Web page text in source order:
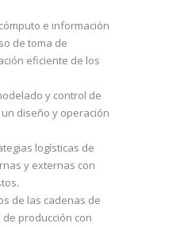
e información
de toma de
eficiente de los
y control de
diseño y operación
logísticas de
y externas con
de las cadenas de
producción con